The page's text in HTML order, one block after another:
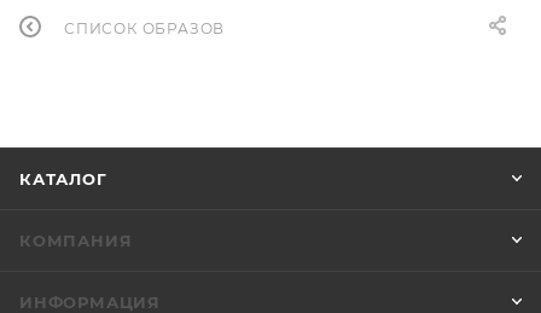
СПИСОК ОБРАЗОВ
КАТАЛОГ
КОМПАНИЯ
ИНФОРМАЦИЯ